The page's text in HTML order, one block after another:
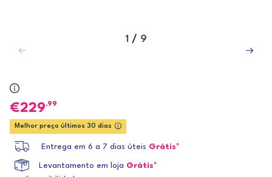
1 / 9
229,99
Melhor preço últimos 30 dias
Entrega em 6 a 7 dias úteis Grátis*
Levantamento em loja Grátis*